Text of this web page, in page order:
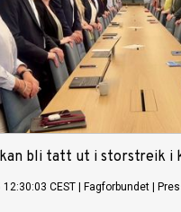
bli tatt ut i storstreik i
CEST Fagforbundet